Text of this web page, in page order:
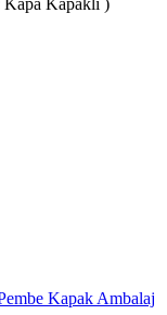
Kapaklı )
Kapak Ambalaj